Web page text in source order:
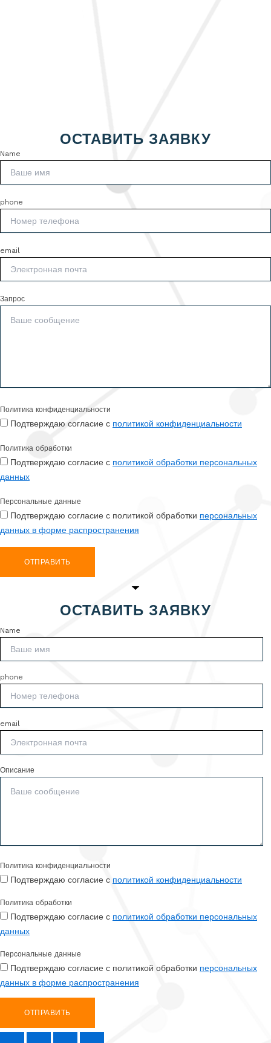
ОСТАВИТЬ ЗАЯВКУ
Name
phone
email
Запрос
Политика конфиденциальности
Подтверждаю согласие с политикой конфиденциальности
Политика обработки
Подтверждаю согласие с политикой обработки персональных
данных
Персональные данные
Подтверждаю согласие с политикой обработки персональных
данных в форме распространения
ОТПРАВИТЬ
ОСТАВИТЬ ЗАЯВКУ
Name
phone
email
Описание
Политика конфиденциальности
Подтверждаю согласие с политикой конфиденциальности
Политика обработки
Подтверждаю согласие с политикой обработки персональных
данных
Персональные данные
Подтверждаю согласие с политикой обработки персональных
данных в форме распространения
ОТПРАВИТЬ